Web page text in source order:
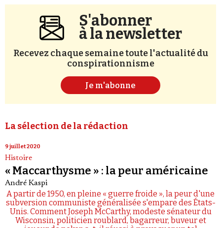
S'abonner
à la newsletter
Recevez chaque semaine toute l'actualité du
conspirationnisme
Je m'abonne
La sélection de la rédaction
9 juillet 2020
Histoire
« Maccarthysme » : la peur américaine
André Kaspi
A partir de 1950, en pleine « guerre froide », la peur d'une
subversion communiste généralisée s'empare des États-
Unis. Comment Joseph McCarthy, modeste sénateur du
Wisconsin, politicien roublard, bagarreur, buveur et